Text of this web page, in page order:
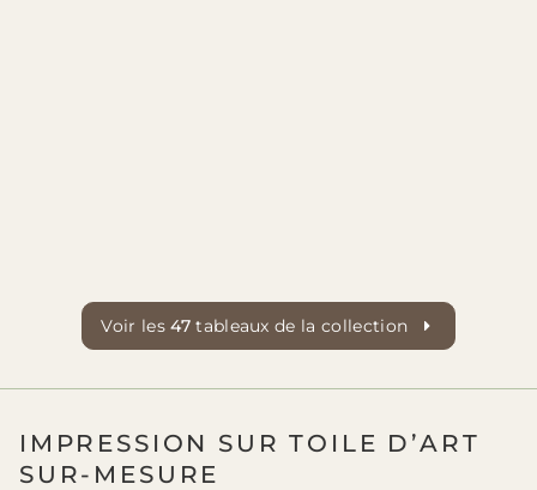
Voir les47tableaux de la collection
IMPRESSION SUR TOILE D’ART
SUR-MESURE